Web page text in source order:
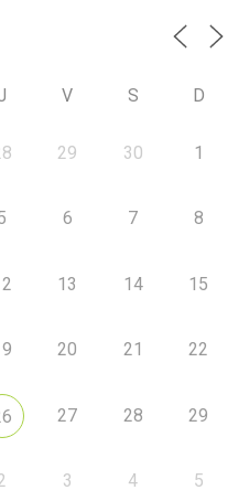
V S D
29 30 1
6 7 8
13 14 15
20 21 22
27 28 29
3 4 5